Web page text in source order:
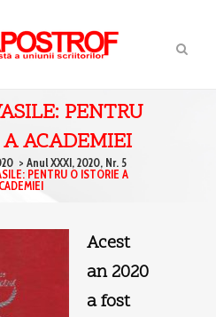
PENTRU
ACADEMIEI
> Anul XXXI, 2020, Nr. 5
PENTRU O ISTORIE A
Acest
an 2020
a fost